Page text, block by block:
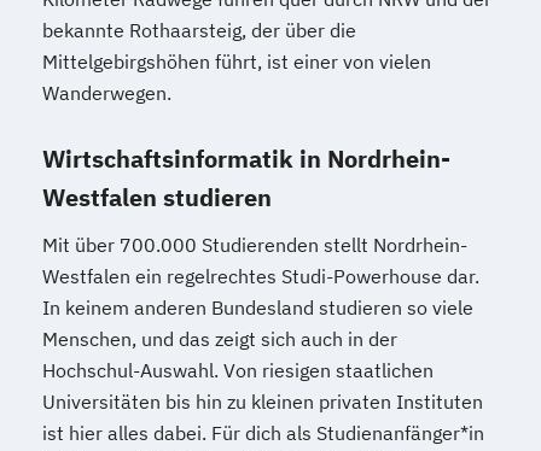
bekannte Rothaarsteig, der über die
Mittelgebirgshöhen führt, ist einer von vielen
Wanderwegen.
Wirtschaftsinformatik in Nordrhein-
Westfalen studieren
Mit über 700.000 Studierenden stellt Nordrhein-
Westfalen ein regelrechtes Studi-Powerhouse dar.
In keinem anderen Bundesland studieren so viele
Menschen, und das zeigt sich auch in der
Hochschul-Auswahl. Von riesigen staatlichen
Universitäten bis hin zu kleinen privaten Instituten
ist hier alles dabei. Für dich als Studienanfänger*in